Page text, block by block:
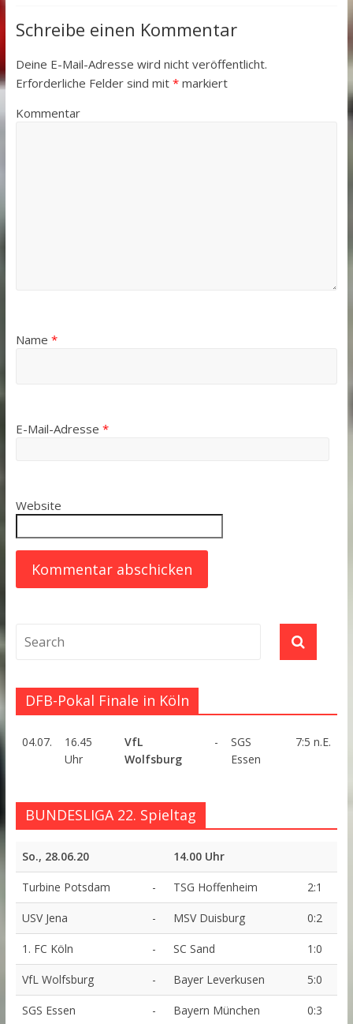
Schreibe einen Kommentar
Deine E-Mail-Adresse wird nicht veröffentlicht.
Erforderliche Felder sind mit *markiert
Kommentar
Name *
E-Mail-Adresse *
Website
DFB-Pokal Finale in Köln
04.07.
16.45
Uhr
VfL
Wolfsburg
-
SGS
Essen
7:5 n.E.
BUNDESLIGA 22. Spieltag
So., 28.06.20 14.00 Uhr
Turbine Potsdam - TSG Hoffenheim 2:1
USV Jena - MSV Duisburg 0:2
1. FC Köln - SC Sand 1:0
VfL Wolfsburg - Bayer Leverkusen 5:0
SGS Essen - Bayern München 0:3